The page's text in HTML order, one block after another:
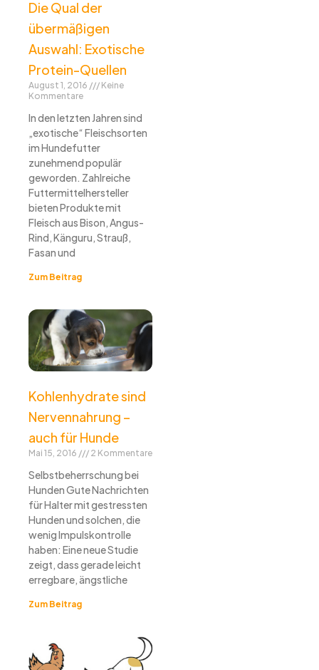
Die Qual der
übermäßigen
Auswahl: Exotische
Protein-Quellen
August 1, 2016
Keine
Kommentare
In den letzten Jahren sind
„exotische“ Fleischsorten
im Hundefutter
zunehmend populär
geworden. Zahlreiche
Futtermittelhersteller
bieten Produkte mit
Fleisch aus Bison, Angus-
Rind, Känguru, Strauß,
Fasan und
Zum Beitrag
Kohlenhydrate sind
Nervennahrung –
auch für Hunde
Mai 15, 2016 2 Kommentare
Selbstbeherrschung bei
Hunden Gute Nachrichten
für Halter mit gestressten
Hunden und solchen, die
wenig Impulskontrolle
haben: Eine neue Studie
zeigt, dass gerade leicht
erregbare, ängstliche
Zum Beitrag